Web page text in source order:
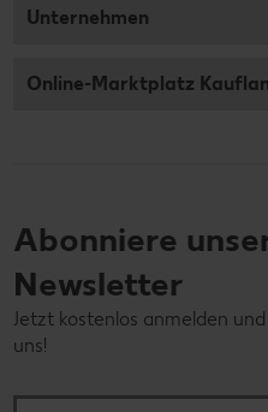
Unternehmen
Online-Marktplatz
Abonniere
Newsletter
Jetzt kostenlos anmelden
uns!